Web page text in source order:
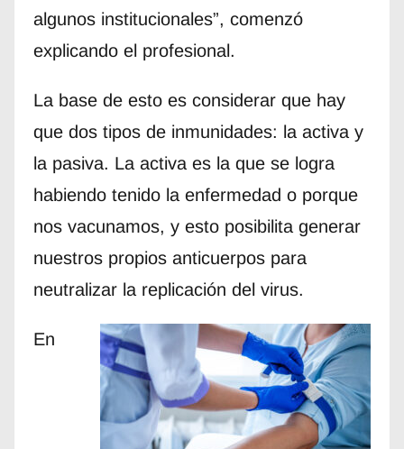
algunos institucionales”, comenzó
explicando el profesional.
La base de esto es considerar que hay
que dos tipos de inmunidades: la activa y
la pasiva. La activa es la que se logra
habiendo tenido la enfermedad o porque
nos vacunamos, y esto posibilita generar
nuestros propios anticuerpos para
neutralizar la replicación del virus.
En